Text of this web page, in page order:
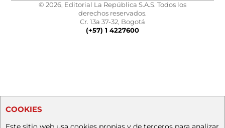
© 2026, Editorial La República S.A.S. Todos los
derechos reservados.
Cr. 13a 37-32, Bogotá
(+57) 1 4227600
COOKIES